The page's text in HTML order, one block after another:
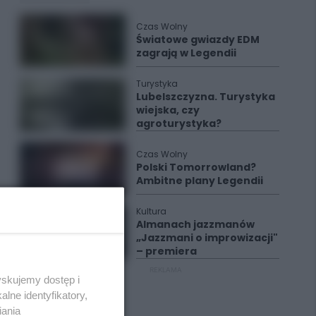
Czas Wolny
Światowe gwiazdy EDM
zagrają w Legendii
Turystyka
Lubelszczyzna. Turystyka
wiejska, czy
agroturystyka?
Czas Wolny
Polski Tomorrowland?
Ambitne plany Legendii
Kultura
Almanach jazzmanów
„Jazzmani o improwizacji"
– premiera
dostęp i
identyfikatory,